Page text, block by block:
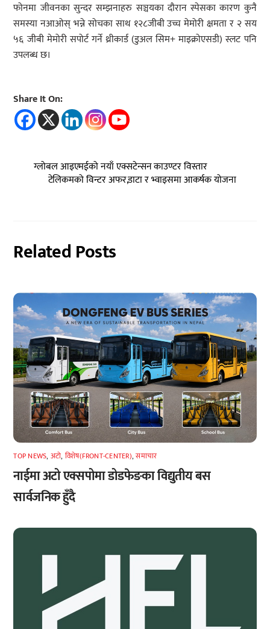
फोनमा जीवनका सुन्दर सम्झनाहरु सञ्चयका दौरान स्पेसका कारण कुनै
समस्या नआओस् भन्ने सोचका साथ १२८जीबी उच्च मेमोरी क्षमता र २ सय
५६ जीबी मेमोरी सपोर्ट गर्ने थ्रीकार्ड (डुअल सिम+ माइक्रोएसडी) स्लट पनि
उपलब्ध छ।
Share It On:
ग्लोबल आइएमईको नयाँ एक्सटेन्सन काउण्टर विस्तार
टेलिकमको विन्टर अफर,डाटा र भ्वाइसमा आकर्षक योजना
Related Posts
TOP NEWS, अटाे, विशेष(FRONT-CENTER),समाचार
नाईमा अटो एक्सपोमा डोडफेङका विद्युतीय बस
सार्वजनिक हुँदै